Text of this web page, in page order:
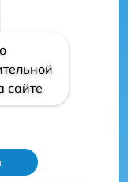
сайте